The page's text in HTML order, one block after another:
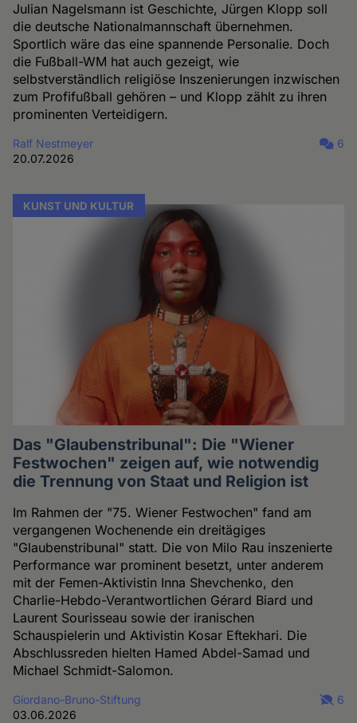
Julian Nagelsmann ist Geschichte, Jürgen Klopp soll
die deutsche Nationalmannschaft übernehmen.
Sportlich wäre das eine spannende Personalie. Doch
die Fußball-WM hat auch gezeigt, wie
selbstverständlich religiöse Inszenierungen inzwischen
zum Profifußball gehören – und Klopp zählt zu ihren
prominenten Verteidigern.
Ralf Nestmeyer
20.07.2026
6
KUNST UND KULTUR
Das "Glaubenstribunal": Die "Wiener
Festwochen" zeigen auf, wie notwendig
die Trennung von Staat und Religion ist
Im Rahmen der "75. Wiener Festwochen" fand am
vergangenen Wochenende ein dreitägiges
"Glaubenstribunal" statt. Die von Milo Rau inszenierte
Performance war prominent besetzt, unter anderem
mit der Femen-Aktivistin Inna Shevchenko, den
Charlie-Hebdo-Verantwortlichen Gérard Biard und
Laurent Sourisseau sowie der iranischen
Schauspielerin und Aktivistin Kosar Eftekhari. Die
Abschlussreden hielten Hamed Abdel-Samad und
Michael Schmidt-Salomon.
Giordano-Bruno-Stiftung
03.06.2026
6